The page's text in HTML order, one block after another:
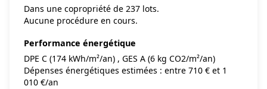
Dans une copropriété de 237 lots.
Aucune procédure en cours.
Performance énergétique
DPE C (174 kWh/m²/an) , GES A (6 kg CO2/m²/an)
Dépenses énergétiques estimées : entre 710 € et 1
010 €/an